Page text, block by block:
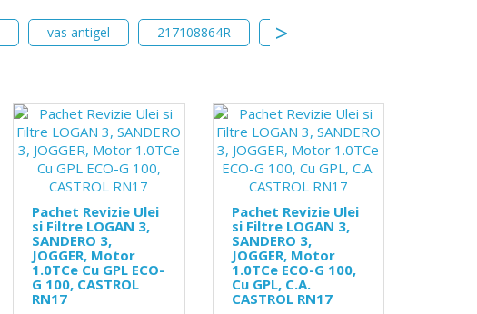
vas antigel 217108864R vas expansiune logan 3
Pachet Revizie Ulei
si Filtre LOGAN 3,
SANDERO 3,
JOGGER, Motor
1.0TCe Cu GPL ECO-
G 100, CASTROL
RN17
Pachet Revizie Ulei
si Filtre LOGAN 3,
SANDERO 3,
JOGGER, Motor
1.0TCe ECO-G 100,
Cu GPL, C.A.
CASTROL RN17